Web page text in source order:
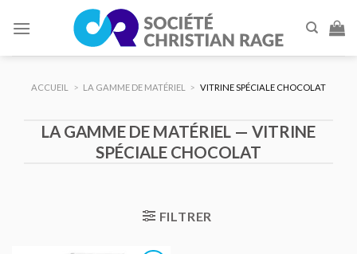
ACCUEIL > LA GAMME DE MATÉRIEL > VITRINE SPÉCIALE CHOCOLAT
LA GAMME DE MATÉRIEL — VITRINE
SPÉCIALE CHOCOLAT
FILTRER